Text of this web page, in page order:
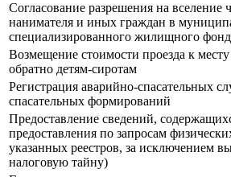
Согласование разрешения на вселение
нанимателя и иных граждан в
специализированного жилищного
Возмещение стоимости проезда к
обратно детям-сиротам
Регистрация аварийно-спасательных
спасательных формирований
Предоставление сведений,
предоставления по запросам
указанных реестров, за исключением
налоговую тайну)